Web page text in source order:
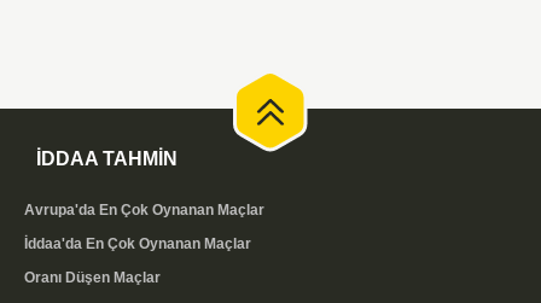
İDDAA TAHMİN
Avrupa'da En Çok Oynanan Maçlar
İddaa'da En Çok Oynanan Maçlar
Oranı Düşen Maçlar